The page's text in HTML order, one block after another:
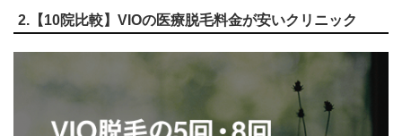
2.【10院比較】VIOの医療脱毛料金が安いクリニック